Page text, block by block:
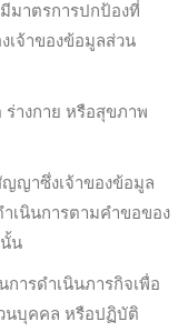
มาตรการปกป้องที่
เจ้าของข้อมูลส่วน
ร่างกาย หรือสุขภาพ
ญญาซึ่งเจ้าของข้อมูล
เนินการตามคำขอของ
น
การดำเนินภารกิจเพื่อ
นบุคคล หรือปฏิบัติ